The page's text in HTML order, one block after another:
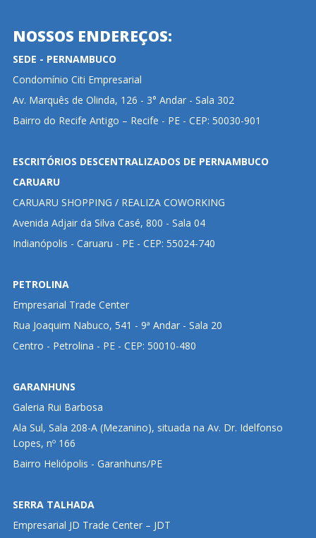
NOSSOS ENDEREÇOS:
SEDE - PERNAMBUCO
Condomínio Citi Empresarial
Av. Marquês de Olinda, 126 - 3° Andar - Sala 302
Bairro do Recife Antigo – Recife - PE - CEP: 50030-901
ESCRITÓRIOS DESCENTRALIZADOS DE PERNAMBUCO
CARUARU
CARUARU SHOPPING / REALIZA COWORKING
Avenida Adjair da Silva Casé, 800 - Sala 04
Indianópolis - Caruaru - PE - CEP: 55024-740
PETROLINA
Empresarial Trade Center
Rua Joaquim Nabuco, 541 - 9ª Andar - Sala 20
Centro - Petrolina - PE - CEP: 50010-480
GARANHUNS
Galeria Rui Barbosa
Ala Sul, Sala 208-A (Mezanino), situada na Av. Dr. Idelfonso
Lopes, nº 166
Bairro Heliópolis - Garanhuns/PE
SERRA TALHADA
Empresarial JD Trade Center – JDT